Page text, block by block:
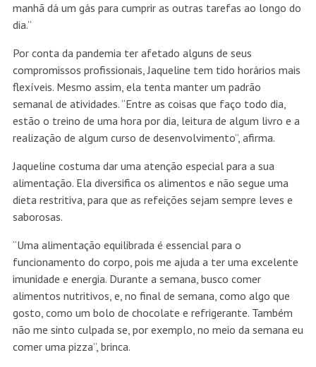
manhã dá um gás para cumprir as outras tarefas ao longo do
dia.”
Por conta da pandemia ter afetado alguns de seus
compromissos profissionais, Jaqueline tem tido horários mais
flexíveis. Mesmo assim, ela tenta manter um padrão
semanal de atividades. “Entre as coisas que faço todo dia,
estão o treino de uma hora por dia, leitura de algum livro e a
realização de algum curso de desenvolvimento”, afirma.
Jaqueline costuma dar uma atenção especial para a sua
alimentação. Ela diversifica os alimentos e não segue uma
dieta restritiva, para que as refeições sejam sempre leves e
saborosas.
“Uma alimentação equilibrada é essencial para o
funcionamento do corpo, pois me ajuda a ter uma excelente
imunidade e energia. Durante a semana, busco comer
alimentos nutritivos, e, no final de semana, como algo que
gosto, como um bolo de chocolate e refrigerante. Também
não me sinto culpada se, por exemplo, no meio da semana eu
comer uma pizza”, brinca.